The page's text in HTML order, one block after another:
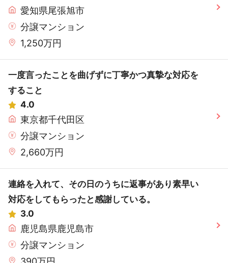
愛知県尾張旭市
分譲マンション
1,250万円
一度言ったことを曲げずに丁寧かつ真摯な対応を
すること
4.0
東京都千代田区
分譲マンション
2,660万円
連絡を入れて、その日のうちに返事があり素早い
対応をしてもらったと感謝している。
3.0
鹿児島県鹿児島市
分譲マンション